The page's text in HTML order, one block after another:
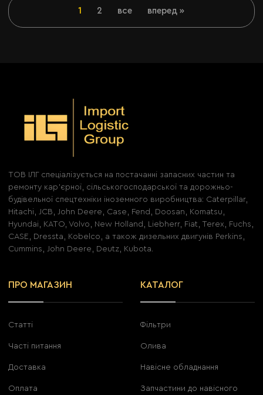
1 2 все вперед »
ТОВ ІЛГ спеціалізується на постачанні запасних частин та
ремонту кар'єрної, сільськогосподарської та дорожньо-
будівельної спецтехніки іноземного виробництва: Caterpillar,
Hitachi, JCB, John Deere, Case, Fend, Doosan, Komatsu,
Hyundai, KATO, Volvo, New Holland, Liebherr, Fiat, Terex, Fuchs,
CASE, Dressta, Kobelco, а також дизельних двигунів Perkins,
Cummins, John Deere, Deutz, Kubota.
ПРО МАГАЗИН
Статті
Часті питання
Доставка
Оплата
КАТАЛОГ
Фільтри
Олива
Навісне обладнання
Запчастини до навісного